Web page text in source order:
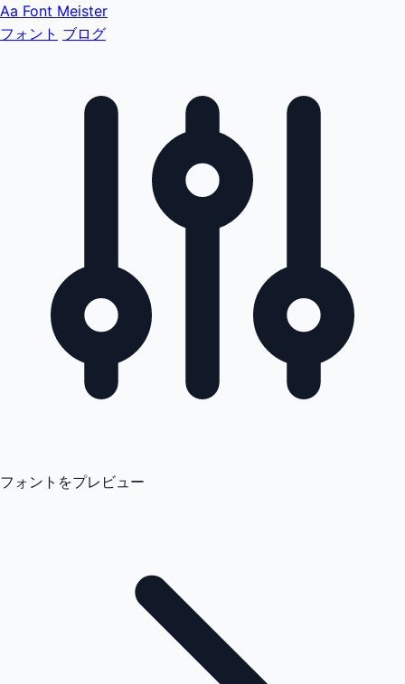
Aa Font Meister
フォント ブログ
フォントをプレビュー